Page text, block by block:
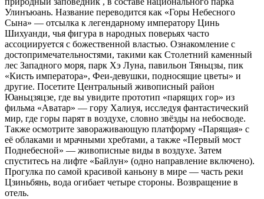
Улинъюань. Название переводится как «Горы Небесного
Сына» — отсылка к легендарному императору Цинь
Шихуанди, чья фигура в народных поверьях часто
ассоциируется с божественной властью. Ознакомление с
достопримечательностями, такими как Столетний каменный
лес Западного моря, парк Хэ Луна, павильон Тяньцзы, пик
«Кисть императора», Феи-девушки, подносящие цветы» и
другие. Посетите Центральный живописный район
Юаньцзяцзе, где вы увидите прототип «парящих гор» из
фильма «Аватар» — гору Халиуя, исследуя фантастический
мир, где горы парят в воздухе, словно звёзды на небосводе.
Также осмотрите завораживающую платформу «Парящая» с
её облаками и мрачными хребтами, а также «Первый мост
Поднебесной» — живописные виды в воздухе. Затем
спуститесь на лифте «Байлун» (одно направление включено).
Прогулка по самой красивой каньону в мире — часть реки
Цзиньбянь, вода огибает четыре стороны. Возвращение в
отель.